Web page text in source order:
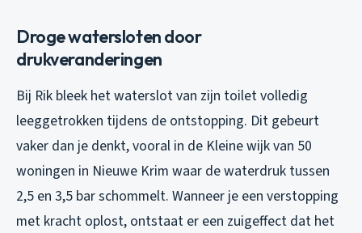
Droge watersloten door
drukveranderingen
Bij Rik bleek het waterslot van zijn toilet volledig
leeggetrokken tijdens de ontstopping. Dit gebeurt
vaker dan je denkt, vooral in de Kleine wijk van 50
woningen in Nieuwe Krim waar de waterdruk tussen
2,5 en 3,5 bar schommelt. Wanneer je een verstopping
met kracht oplost, ontstaat er een zuigeffect dat het